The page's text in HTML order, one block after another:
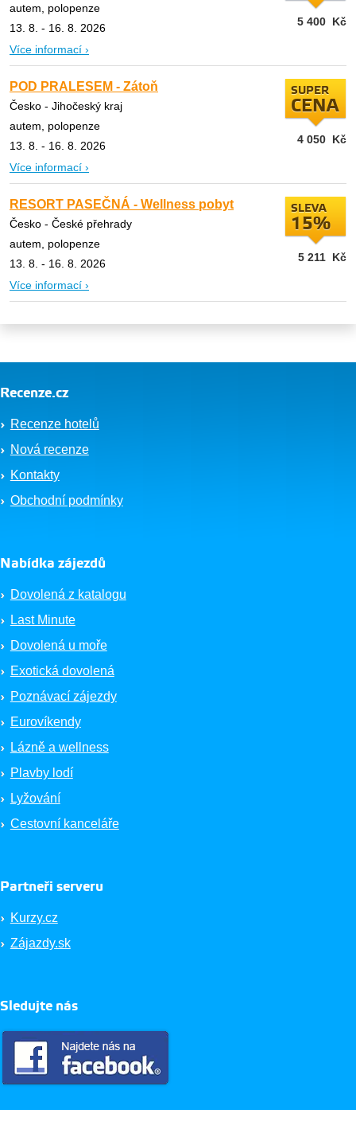
autem, polopenze
13. 8. - 16. 8. 2026
Více informací ›
5 400 Kč
POD PRALESEM - Zátoň
Česko - Jihočeský kraj
autem, polopenze
13. 8. - 16. 8. 2026
Více informací ›
SUPER
CENA
4 050 Kč
RESORT PASEČNÁ - Wellness pobyt
Česko - České přehrady
autem, polopenze
13. 8. - 16. 8. 2026
Více informací ›
SLEVA
15%
5 211 Kč
Recenze.cz
Recenze hotelů
Nová recenze
Kontakty
Obchodní podmínky
Nabídka zájezdů
Dovolená z katalogu
Last Minute
Dovolená u moře
Exotická dovolená
Poznávací zájezdy
Eurovíkendy
Lázně a wellness
Plavby lodí
Lyžování
Cestovní kanceláře
Partneři serveru
Kurzy.cz
Zájazdy.sk
Sledujte nás